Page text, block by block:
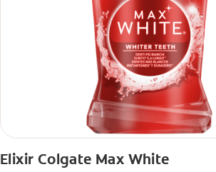
Elixir Colgate Max White